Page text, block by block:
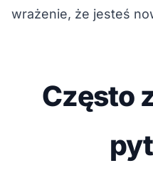
wrażenie, że jesteś
Często